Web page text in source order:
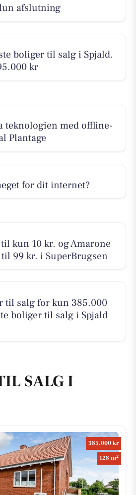
afslutning
boliger til salg i Spjald.
kr
teknologien med offline-
Plantage
for dit internet?
kun 10 kr. og Amarone
99 kr. i SuperBrugsen
til salg for kun 385.000
boliger til salg i Spjald
SALG I
385.000 kr
128 m2